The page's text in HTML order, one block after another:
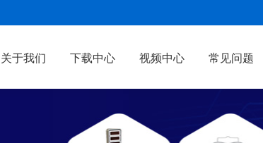
关于我们 下载中心 视频中心 常见问题